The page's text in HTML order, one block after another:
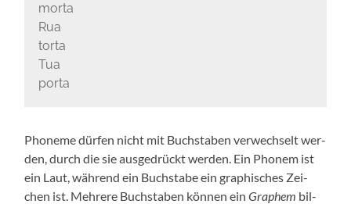
morta
Rua
torta
Tua
porta
Pho­ne­me dür­fen nicht mit Buch­sta­ben ver­wech­selt wer­
den, durch die sie aus­ge­drückt wer­den. Ein Pho­nem ist
ein Laut, wäh­rend ein Buch­sta­be ein gra­phi­sches Zei­
chen ist. Meh­re­re Buch­sta­ben kön­nen einGra­phem bil­